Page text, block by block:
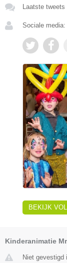
Laatste tweets
Sociale media:
BEKIJK
Kinderanimatie
Niet gevestigd